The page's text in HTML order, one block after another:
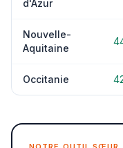
d'Azur
Nouvelle-
Aquitaine
Occitanie